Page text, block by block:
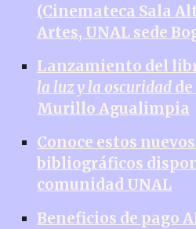
(Cinemateca Sala
Artes, UNAL sede
Lanzamiento del
la luz y la oscuridad
Murillo Agualimpia
Conoce estos
bibliográficos
comunidad UNAL
Beneficios de pago